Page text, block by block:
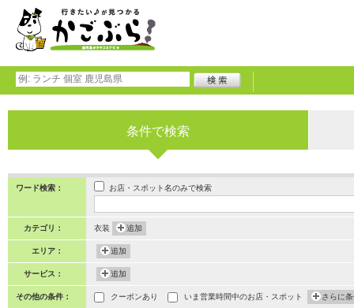
条件で検索
ワード検索： お店・スポット名のみで検索
カテゴリ： 衣装 追加
エリア： 追加
サービス： 追加
その他の条件： クーポンあり いま営業時間中のお店・スポット さらに